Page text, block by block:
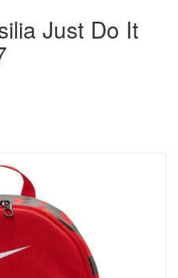
Just Do It